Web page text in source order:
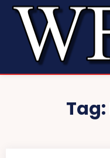
Tag: